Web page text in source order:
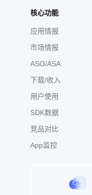
核心功能
应用情报
市场情报
ASO/ASA
下载/收入
用户使用
SDK数据
竞品对比
App监控